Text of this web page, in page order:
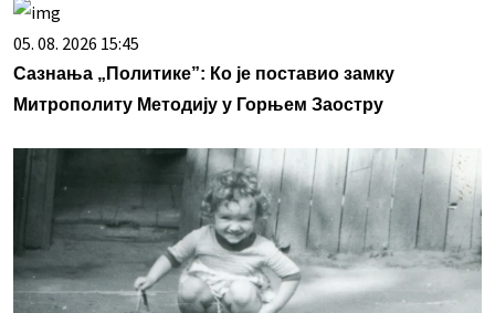
05. 08. 2026 15:45
Сазнања „Политике”: Ко је поставио замку
Митрополиту Методију у Горњем Заостру